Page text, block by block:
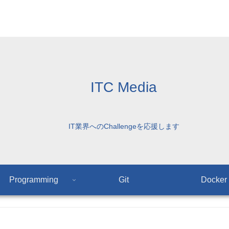
ITC Media
IT業界へのChallengeを応援します
Programming Git Docker